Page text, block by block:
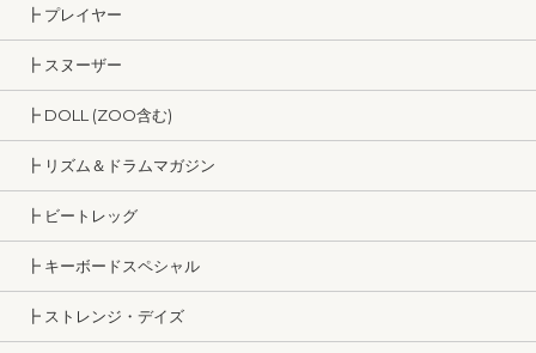
┣ プレイヤー
┣ スヌーザー
┣ DOLL (ZOO含む)
┣ リズム＆ドラムマガジン
┣ ビートレッグ
┣ キーボードスペシャル
┣ ストレンジ・デイズ